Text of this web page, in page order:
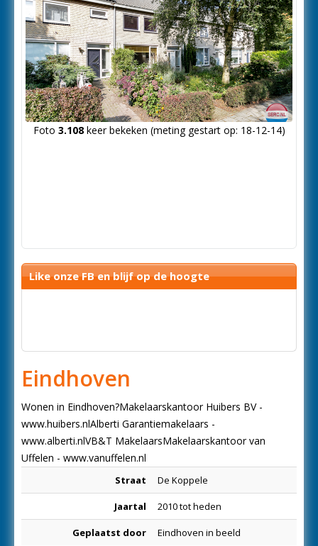
Foto 3.108keer bekeken (meting gestart op: 18-12-14)
Like onze FB en blijf op de hoogte
Eindhoven
Wonen in Eindhoven?Makelaarskantoor Huibers BV -
www.huibers.nlAlberti Garantiemakelaars -
www.alberti.nlVB&T MakelaarsMakelaarskantoor van
Uffelen - www.vanuffelen.nl
Straat De Koppele
Jaartal 2010 tot heden
Geplaatst door Eindhoven in beeld